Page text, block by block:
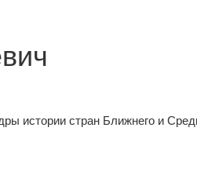
истории стран Ближнего и